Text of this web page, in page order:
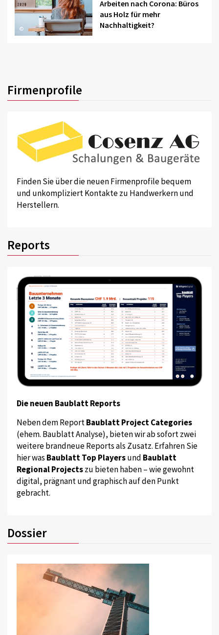
©
Arbeiten nach Corona: Büros
aus Holz für mehr
Nachhaltigkeit?
Firmenprofile
Finden Sie über die neuen Firmenprofile bequem
und unkompliziert Kontakte zu Handwerkern und
Herstellern.
Reports
Die neuen Baublatt Reports
Neben dem ReportBaublatt Project Categories
(ehem. Baublatt Analyse), bieten wir ab sofort zwei
weitere brandneue Reports als Zusatz. Erfahren Sie
hier was Baublatt Top Playersund Baublatt
Regional Projectszu bieten haben – wie gewohnt
digital, prägnant und graphisch auf den Punkt
gebracht.
Dossier